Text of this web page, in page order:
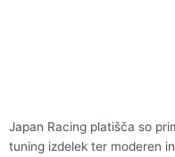
Japan Racing platišča so
tuning izdelek ter moderen